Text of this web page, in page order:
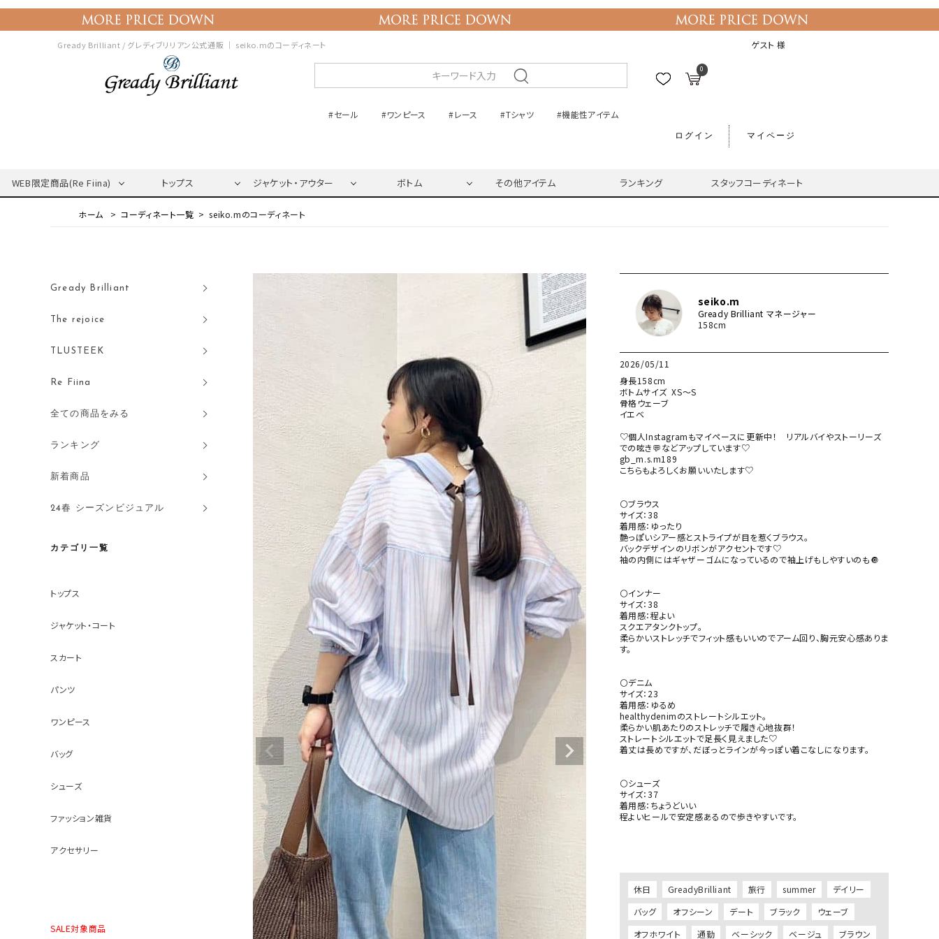
Gready Brilliant / グレディブリリアン公式通販 ｜ seiko.mのコーディネート ゲスト 様
0
#セール #ワンピース #レース #Tシャツ #機能性アイテム
ログイン マイページ
WEB限定商品(Re Fiina) トップス ジャケット・アウター ボトム その他アイテム ランキング スタッフコーディネート
コーディネート一覧 seiko.mのコーディネート
Gready Brilliant
The rejoice
TLUSTEEK
Re Fiina
全ての商品をみる
ランキング
新着商品
24春 シーズンビジュアル
カテゴリ一覧
トップス
ジャケット・コート
スカート
パンツ
ワンピース
バッグ
シューズ
ファッション雑貨
アクセサリー
SALE対象商品
seiko.m
Gready Brilliant マネージャー
158cm
2026/05/11
身長158cm
ボトムサイズ  XS～S
骨格ウェーブ
イエベ
♡個人Instagramもマイペースに更新中！　リアルバイやストーリーズ
での呟き💬などアップしています♡
gb_m.s.m189
こちらもよろしくお願いいたします♡
⚪ブラウス
サイズ：38
着用感：ゆったり
艶っぽいシアー感とストライプが目を惹くブラウス。
バックデザインのリボンがアクセントです♡
袖の内側にはギャザーゴムになっているので袖上げもしやすいのも🔘
⚪インナー
サイズ：38
着用感：程よい
スクエアタンクトップ。
柔らかいストレッチでフィット感もいいのでアーム回り、胸元安心感ありま
す。
⚪デニム
サイズ：23
着用感：ゆるめ
healthydenimのストレートシルエット。
柔らかい肌あたりのストレッチで履き心地抜群！
ストレートシルエットで足長く見えました♡
着丈は長めですが、だぼっとラインが今っぽい着こなしになります。
⚪シューズ
サイズ：37
着用感：ちょうどいい
程よいヒールで安定感あるので歩きやすいです。
休日 GreadyBrilliant 旅行 summer
デイリー
バッグ
オフシーン デート ブラック
ウェーブ
オフホワイト
通勤 ベーシック ベージュ ブラウン